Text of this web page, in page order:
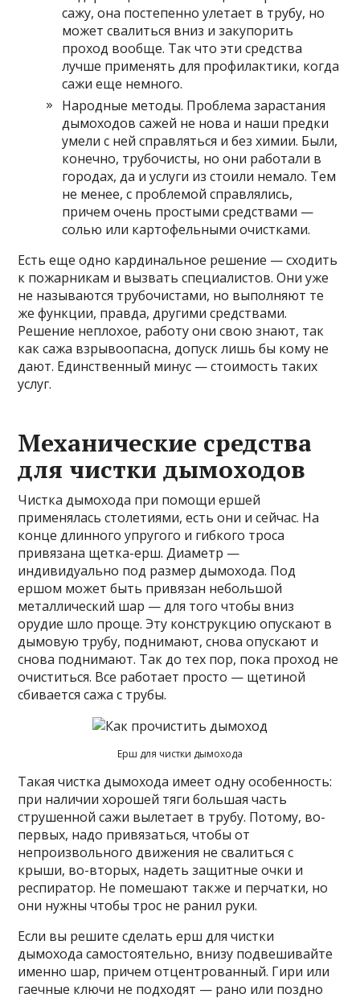
сажу, она постепенно улетает в трубу, но
может свалиться вниз и закупорить
проход вообще. Так что эти средства
лучше применять для профилактики, когда
сажи еще немного.
Народные методы. Проблема зарастания
дымоходов сажей не нова и наши предки
умели с ней справляться и без химии. Были,
конечно, трубочисты, но они работали в
городах, да и услуги из стоили немало. Тем
не менее, с проблемой справлялись,
причем очень простыми средствами —
солью или картофельными очистками.
Есть еще одно кардинальное решение — сходить
к пожарникам и вызвать специалистов. Они уже
не называются трубочистами, но выполняют те
же функции, правда, другими средствами.
Решение неплохое, работу они свою знают, так
как сажа взрывоопасна, допуск лишь бы кому не
дают. Единственный минус — стоимость таких
услуг.
Механические средства
для чистки дымоходов
Чистка дымохода при помощи ершей
применялась столетиями, есть они и сейчас. На
конце длинного упругого и гибкого троса
привязана щетка-ерш. Диаметр —
индивидуально под размер дымохода. Под
ершом может быть привязан небольшой
металлический шар — для того чтобы вниз
орудие шло проще. Эту конструкцию опускают в
дымовую трубу, поднимают, снова опускают и
снова поднимают. Так до тех пор, пока проход не
очиститься. Все работает просто — щетиной
сбивается сажа с трубы.
Ерш для чистки дымохода
Такая чистка дымохода имеет одну особенность:
при наличии хорошей тяги большая часть
струшенной сажи вылетает в трубу. Потому, во-
первых, надо привязаться, чтобы от
непроизвольного движения не свалиться с
крыши, во-вторых, надеть защитные очки и
респиратор. Не помешают также и перчатки, но
они нужны чтобы трос не ранил руки.
Если вы решите сделать ерш для чистки
дымохода самостоятельно, внизу подвешивайте
именно шар, причем отцентрованный. Гири или
гаечные ключи не подходят — рано или поздно